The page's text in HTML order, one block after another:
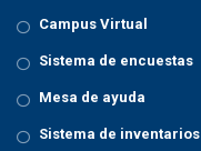
Campus Virtual
Sistema de encuestas
Mesa de ayuda
Sistema de inventarios